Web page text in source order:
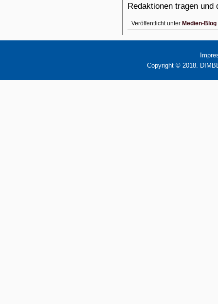
Redaktionen tragen
Veröffentlicht unter Medien-Blog
Copyright © 2018.